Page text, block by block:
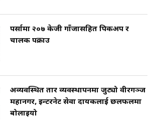
पर्सामा २०७ केजी गाँजासहित पिकअप र
चालक पक्राउ
अव्यवस्थित तार व्यवस्थापनमा जुट्यो वीरगञ्ज
महानगर, इन्टरनेट सेवा प्रदायकलाई छलफलमा
बोलाइयो